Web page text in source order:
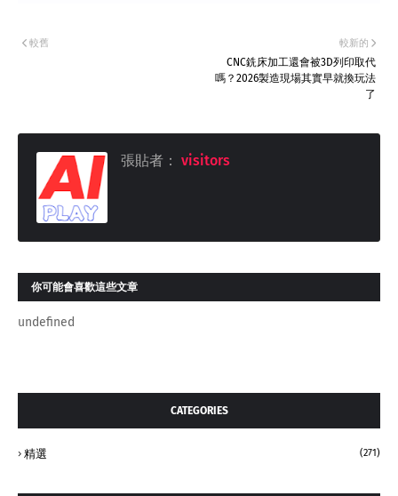
較新的
CNC銑床加工還會被3D列印取代
嗎？2026製造現場其實早就換玩法
了
較舊
張貼者： visitors
你可能會喜歡這些文章
undefined
CATEGORIES
精選 (271)